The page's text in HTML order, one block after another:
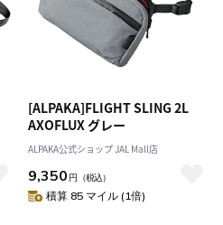
[ALPAKA]FLIGHT SLING 2L
AXOFLUX グレー
ALPAKA公式ショップ JAL Mall店
9,350 円 （税込）
積算 85 マイル (1倍)